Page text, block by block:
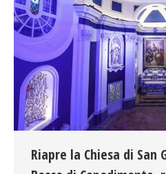
Riapre la Chiesa di San